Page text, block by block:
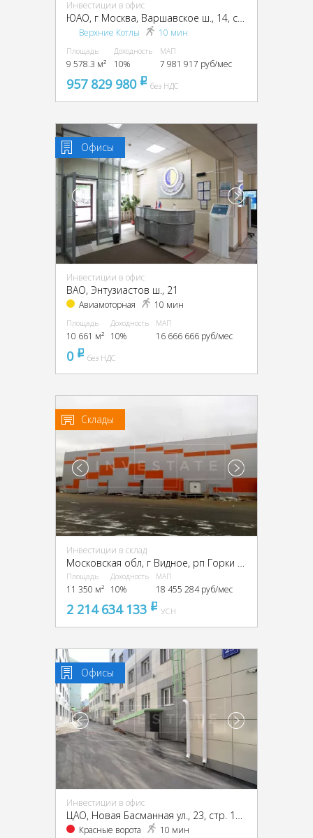
Инвестиции в офис
ЮАО, г Москва, Варшавское ш., 14, стр. 1
Верхние Котлы 10 мин
Площадь
9 578.3 м²
Доходность
10%
МАП
7 981 917 руб/мес
957 829 980 pуббез НДС
Офисы
Инвестиции в офис
ВАО, Энтузиастов ш., 21
Авиамоторная 10 мин
Площадь
10 661 м²
Доходность
10%
МАП
16 666 666 руб/мес
0 pуббез НДС
Склады
Инвестиции в склад
Площадь
11 350 м²
Доходность
10%
МАП
18 455 284 руб/мес
2 214 634 133 pуб
УСН
Офисы
Инвестиции в офис
ЦАО, Новая Басманная ул., 23, стр. 1А, 1Б, 2, 4
Красные ворота 10 мин